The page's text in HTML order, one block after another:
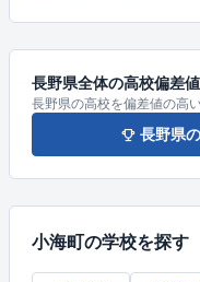
長野県全体の高校偏差
長野県の高校を偏差値の高
長野県
小海町の学校を探す